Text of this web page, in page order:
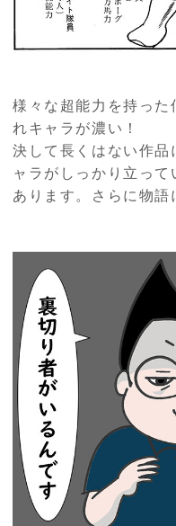
様々な超能力を持っ
れキャラが濃い！
決して長くはない作品
ャラがしっかり立って
あります。さらに物